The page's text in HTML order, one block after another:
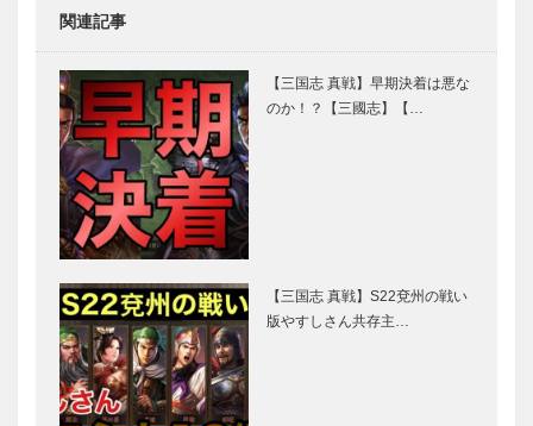
関連記事
【三国志 真戦】早期決着は悪な
のか！？【三國志】【…
【三国志 真戦】S22兗州の戦い
版やすしさん共存主…